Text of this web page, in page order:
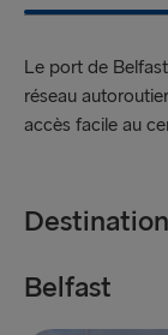
Rostock →
Trelleborg →
Le port de
réseau
accès facile au
Belfast